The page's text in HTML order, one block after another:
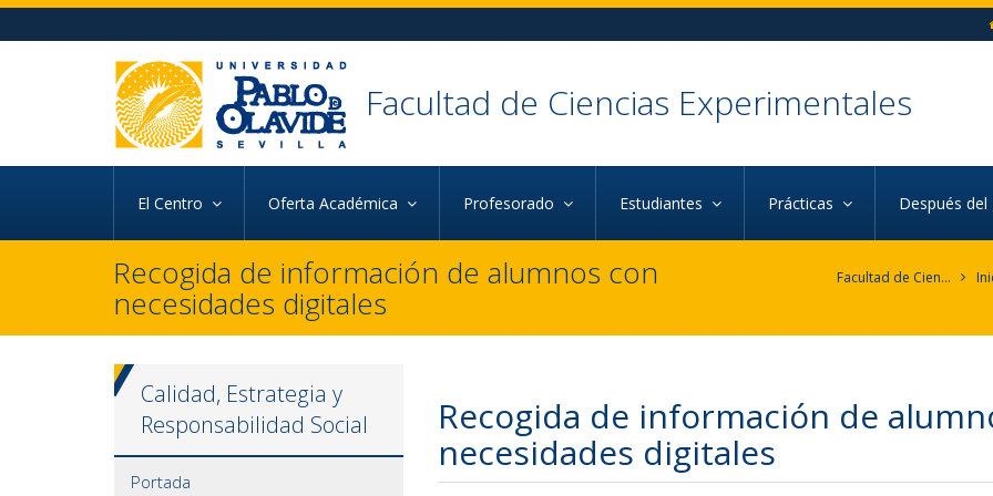
Ir al contenido principal de la página (alt + s)
Ir al pie de la página (alt + p)
Ir al menú principal (alt + u)
Facultad de Ciencias Experimentales
El Centro Oferta Académica Profesorado Estudiantes Prácticas Después del
Recogida de información de alumnos con
necesidades digitales
Facultad de Ciencias Experimentales
Calidad, Estrategia y
Responsabilidad Social
Portada
Recogida de información de
necesidades digitales